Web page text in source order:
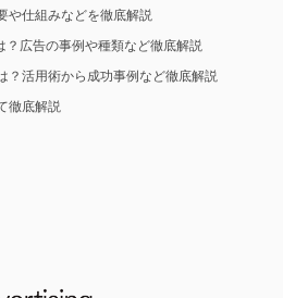
や仕組みなどを徹底解説
広告の事例や種類など徹底解説
？活用術から成功事例など徹底解説
徹底解説